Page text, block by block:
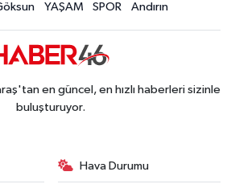
YAŞAM SPOR Andırın
en güncel, en hızlı haberleri sizinle
buluşturuyor.
Hava Durumu